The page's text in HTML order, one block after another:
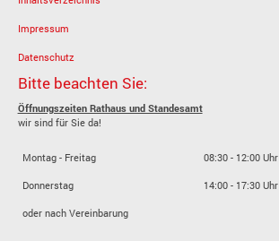
Impressum
Datenschutz
Bitte beachten Sie:
Öffnungszeiten Rathaus und Standesamt
wir sind für Sie da!
Montag - Freitag 08:30 - 12:00 Uhr
Donnerstag 14:00 - 17:30 Uhr
oder nach Vereinbarung